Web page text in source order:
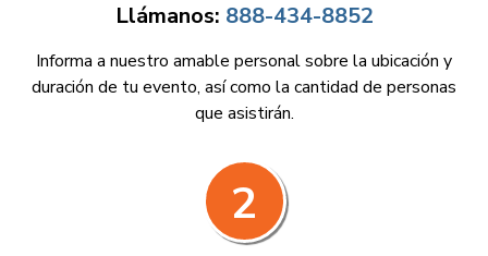
Llámanos: 888-434-8852
Informa a nuestro amable personal sobre la ubicación y
duración de tu evento, así como la cantidad de personas
que asistirán.
2